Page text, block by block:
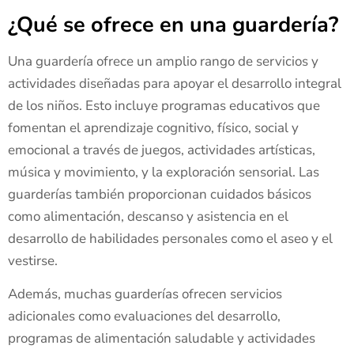
¿Qué se ofrece en una guardería?
Una guardería ofrece un amplio rango de servicios y
actividades diseñadas para apoyar el desarrollo integral
de los niños. Esto incluye programas educativos que
fomentan el aprendizaje cognitivo, físico, social y
emocional a través de juegos, actividades artísticas,
música y movimiento, y la exploración sensorial. Las
guarderías también proporcionan cuidados básicos
como alimentación, descanso y asistencia en el
desarrollo de habilidades personales como el aseo y el
vestirse.
Además, muchas guarderías ofrecen servicios
adicionales como evaluaciones del desarrollo,
programas de alimentación saludable y actividades